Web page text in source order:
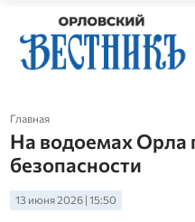
Главная
На водоемах Орла
безопасности
13 июня 2026 | 15:50